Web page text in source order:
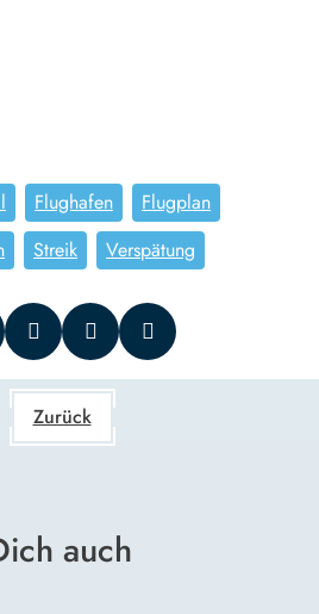
Flughafen
Flugplan
Streik Verspätung
Zurück
auch